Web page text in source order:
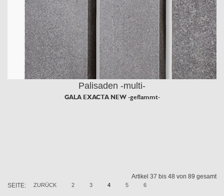
Palisaden -multi-
GALA EXACTA NEW -geflammt-
Artikel 37 bis 48 von 89 gesamt
SEITE:
ZURÜCK 2 3 4 5 6